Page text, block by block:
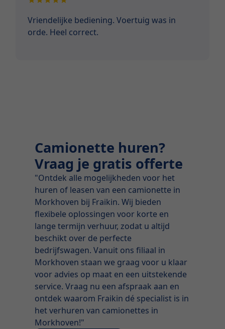
Vriendelijke bediening. Voertuig was in
orde. Heel correct.
Camionette huren?
Vraag je gratis offerte
"Ontdek alle mogelijkheden voor het
huren of leasen van een camionette in
Morkhoven bij Fraikin. Wij bieden
flexibele oplossingen voor korte en
lange termijn verhuur, zodat u altijd
beschikt over de perfecte
bedrijfswagen. Vanuit ons filiaal in
Morkhoven staan we graag voor u klaar
voor advies op maat en een uitstekende
service. Vraag nu een afspraak aan en
ontdek waarom Fraikin dé specialist is in
het verhuren van camionettes in
Morkhoven!"